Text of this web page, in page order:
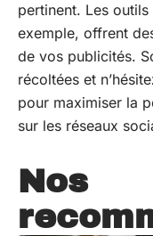
pertinent. Les
exemple, offrent
de vos publicités.
récoltées et
pour maximiser la
sur les réseaux
Nos